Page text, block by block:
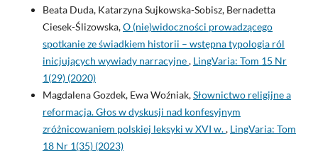
Beata Duda, Katarzyna Sujkowska-Sobisz, Bernadetta
Ciesek-Ślizowska,O (nie)widoczności prowadzącego
spotkanie ze świadkiem historii – wstępna typologia ról
inicjujących wywiady narracyjne, LingVaria: Tom 15 Nr
1(29) (2020)
Magdalena Gozdek, Ewa Woźniak,Słownictwo religijne a
reformacja. Głos w dyskusji nad konfesyjnym
zróżnicowaniem polskiej leksyki w XVI w., LingVaria: Tom
18 Nr 1(35) (2023)